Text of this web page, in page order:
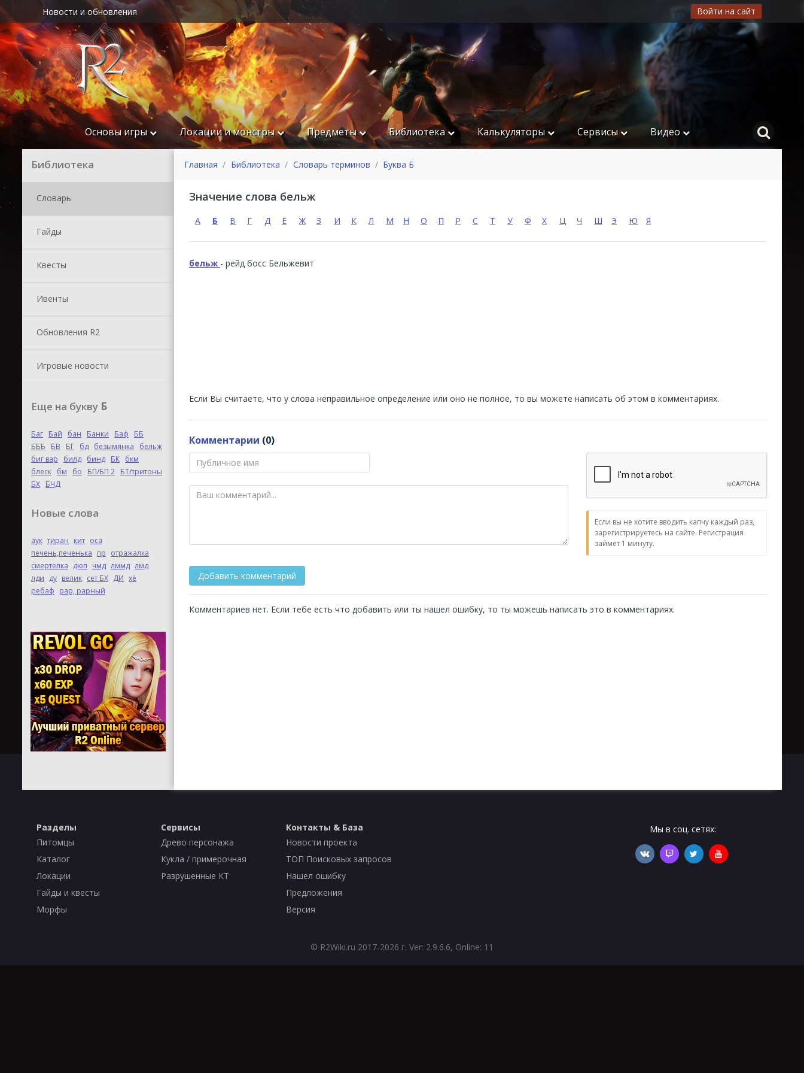
Новости и обновления Войти на сайт
Основы игры Локации и монстры Предметы Библиотека Калькуляторы Сервисы Видео
Библиотека
Словарь
Гайды
Квесты
Ивенты
Обновления R2
Игровые новости
Еще на букву Б
Баг Бай бан Банки Баф
ББ
БББ
БВ БГ бд безымянка
бельж
биг вар
билд бинд БК бкм
блеск бм бо БП/БП 2 БТ/тритоны
БХ БЧД
Новые слова
аук тиран кит оса
печень,печенька пр отражалка
смертелка дюп чмд лммд лмд
лди ду велик сет БХ ДИ хё
ребаф рар, рарный
Главная Библиотека Словарь терминов Буква Б
Значение слова бельж
А Б В Г Д Е Ж З И К Л М Н О П Р С Т У Ф Х Ц Ч Ш Э Ю Я
бельж - рейд босс Бельжевит
Если Вы считаете, что у слова неправильное определение или оно не полное, то вы можете написать об этом в комментариях.
Комментарии (0)
Если вы не хотите вводить капчу каждый раз,
зарегистрируетесь на сайте. Регистрация
займет 1 минуту.
Комментариев нет. Если тебе есть что добавить или ты нашел ошибку, то ты можешь написать это в комментариях.
Разделы
Питомцы
Каталог
Локации
Гайды и квесты
Морфы
Сервисы
Древо персонажа
Кукла / примерочная
Разрушенные КТ
Контакты & База
Новости проекта
ТОП Поисковых запросов
Нашел ошибку
Предложения
Версия
Мы в соц. сетях:
© R2Wiki.ru 2017-2026 г. Ver: 2.9.6.6, Online: 11